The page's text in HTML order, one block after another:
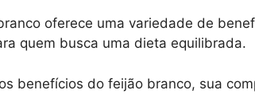
oferece uma variedade de
quem busca uma dieta equilibrada.
benefícios do feijão branco, sua